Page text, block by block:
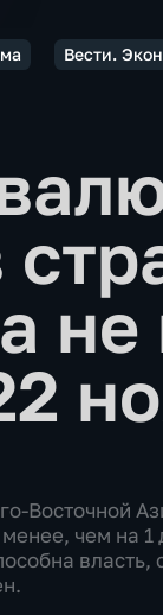
Вести.
не
Восточной
чем на
власть,